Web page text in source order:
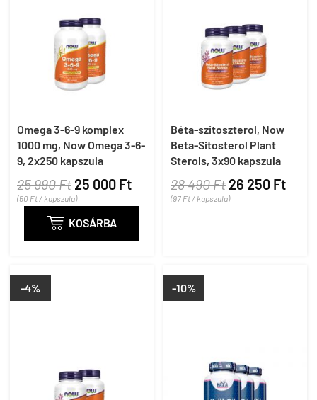
Omega 3-6-9 komplex
1000 mg, Now Omega 3-6-
9, 2x250 kapszula
25 990 Ft 25 000 Ft
(50 Ft / kapszula)
 KOSÁRBA
Béta-szitoszterol, Now
Beta-Sitosterol Plant
Sterols, 3x90 kapszula
28 490 Ft 26 250 Ft
(97 Ft / kapszula)
-4% -10%